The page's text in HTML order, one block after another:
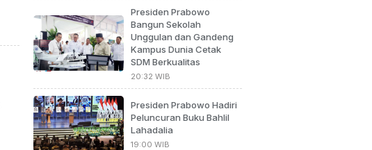
Presiden Prabowo
Bangun Sekolah
Unggulan dan Gandeng
Kampus Dunia Cetak
SDM Berkualitas
20:32 WIB
Presiden Prabowo Hadiri
Peluncuran Buku Bahlil
Lahadalia
19:00 WIB